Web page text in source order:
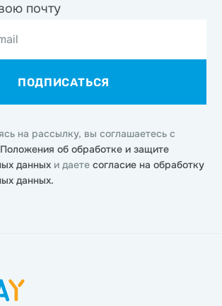
почту
ПОДПИСАТЬСЯ
на рассылку, вы соглашаетесь с
Положения об обработке и защите
данных и даете согласие на обработку
данных.